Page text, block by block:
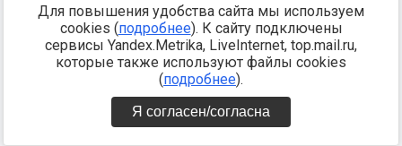
Для повышения удобства сайта мы используем
cookies (подробнее). К сайту подключены
сервисы Yandex.Metrika, LiveInternet, top.mail.ru,
которые также используют файлы cookies
(подробнее).
Я согласен/согласна